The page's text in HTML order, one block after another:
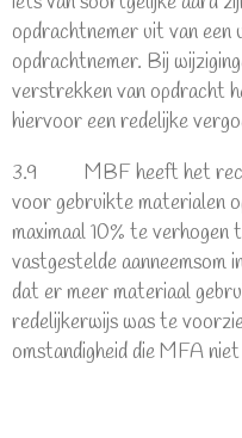
opdrachtnemer uit van een
opdrachtnemer. Bij
verstrekken van opdracht
hiervoor een redelijke
3.9 MBF heeft het recht
voor gebruikte materialen
maximaal 10% te
vastgestelde aanneemsom
dat er meer materiaal
redelijkerwijs was te
omstandigheid die MFA